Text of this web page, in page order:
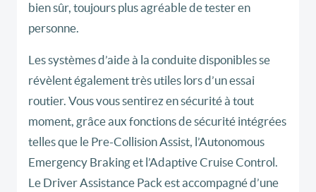
bien sûr, toujours plus agréable de tester en
personne.
Les systèmes d’aide à la conduite disponibles se
révèlent également très utiles lors d’un essai
routier. Vous vous sentirez en sécurité à tout
moment, grâce aux fonctions de sécurité intégrées
telles que le Pre-Collision Assist, l’Autonomous
Emergency Braking et l’Adaptive Cruise Control.
Le Driver Assistance Pack est accompagné d’une